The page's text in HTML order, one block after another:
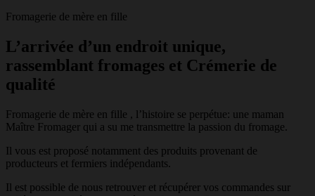
Fromagerie de mère en fille
L’arrivée d’un endroit unique,
rassemblant fromages et Crémerie de
qualité
Fromagerie de mère en fille , l’histoire se perpétue: une maman
Maître Fromager qui a su me transmettre la passion du fromage.
Il vous est proposé notamment des produits provenant de
producteurs et fermiers indépendants.
Il est possible de nous retrouver et récupérer vos commandes sur